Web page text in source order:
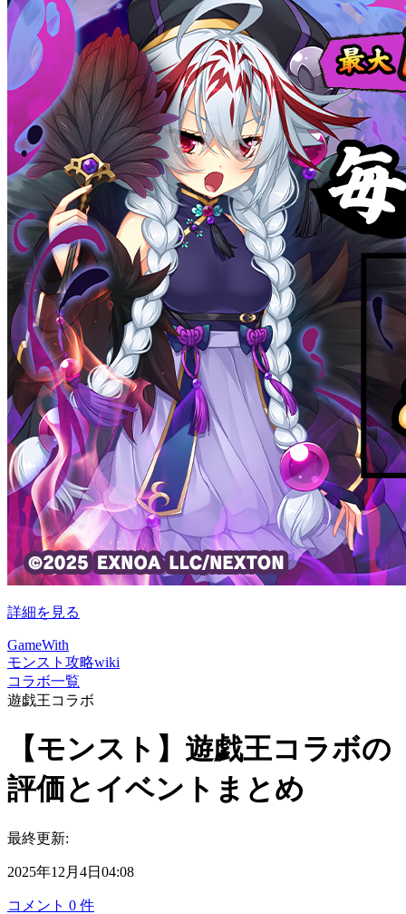
詳細を見る
GameWith
モンスト攻略wiki
コラボ一覧
遊戯王コラボ
【モンスト】遊戯王コラボの
評価とイベントまとめ
最終更新:
2025年12月4日04:08
コメント 0 件